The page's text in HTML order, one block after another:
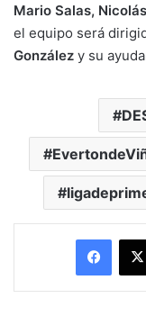
Mario Salas,
el equipo será
González y su